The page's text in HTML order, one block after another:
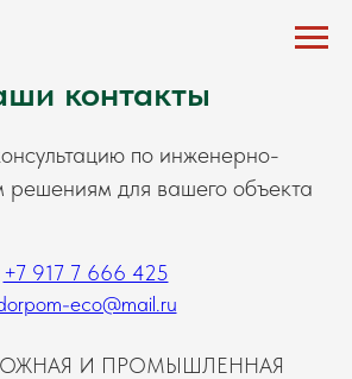
контакты
по инженерно-
решениям для вашего объекта
+7 917 7 666 425
eco@mail.ru
И ПРОМЫШЛЕННАЯ